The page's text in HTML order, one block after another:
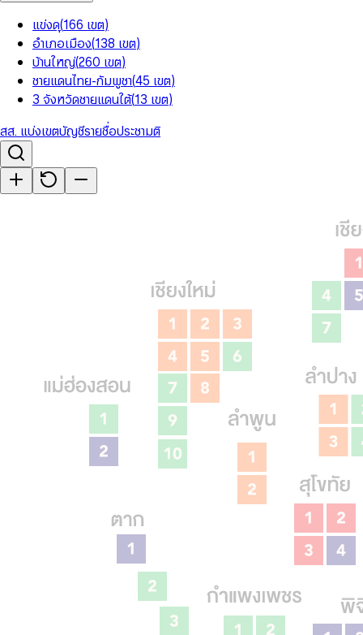
แข่งดุ(166 เขต)
อำเภอเมือง(138 เขต)
บ้านใหญ่(260 เขต)
ชายแดนไทย-กัมพูชา(45 เขต)
3 จังหวัดชายแดนใต้(13 เขต)
สส. แบ่งเขตบัญชีรายชื่อประชามติ